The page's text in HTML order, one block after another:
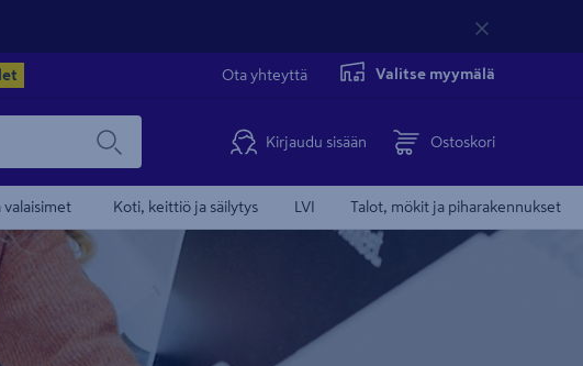
Ota yhteyttä Valitse myymälä
Kirjaudu sisään Ostoskori
valaisimet Koti, keittiö ja säilytys LVI Talot, mökit ja piharakennukset